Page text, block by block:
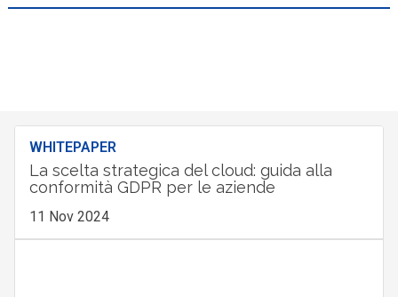
WHITEPAPER
La scelta strategica del cloud: guida alla
conformità GDPR per le aziende
11 Nov 2024